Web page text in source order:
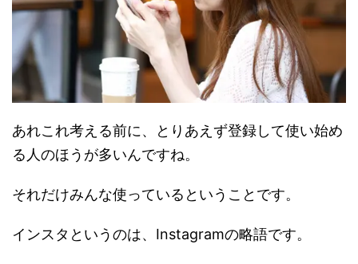
あれこれ考える前に、とりあえず登録して使い始め
る人のほうが多いんですね。
それだけみんな使っているということです。
インスタというのは、Instagramの略語です。